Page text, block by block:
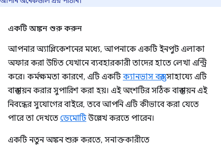
একটি অঙ্কন শুরু করুন
আপনার অ্যাপ্লিকেশনের মধ্যে, আপনাকে একটি ইনপুট এলাকা
অফার করা উচিত যেখানে ব্যবহারকারী তাদের হাতে লেখা এন্ট্রি
করে। কর্মক্ষমতা কারণে, এটি একটিক্যানভাস বস্তুরসাহায্যে এটি
বাস্তবায়ন করার সুপারিশ করা হয়। এই অংশটির সঠিক বাস্তবায়ন এই
নিবন্ধের সুযোগের বাইরে, তবে আপনি এটি কীভাবে করা যেতে
পারে তা দেখতে ডেমোটিউল্লেখ করতে পারেন।
একটি নতুন অঙ্কন শুরু করতে, সনাক্তকারীতে